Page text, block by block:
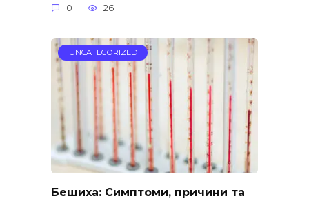
0 26
UNCATEGORIZED
Бешиха: Симптоми, причини та